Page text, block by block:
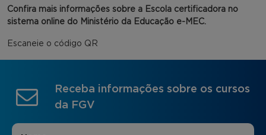
Confira mais informações sobre a Escola certificadora no
sistema online do Ministério da Educação e-MEC.
Escaneie o código QR
Receba informações sobre os cursos
da FGV
Nome